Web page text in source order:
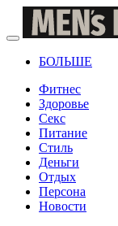
БОЛЬШЕ
Фитнес
Здоровье
Секс
Питание
Стиль
Деньги
Отдых
Персона
Новости